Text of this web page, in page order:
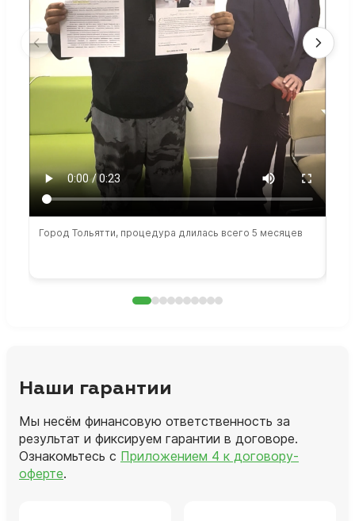
Город Тольятти, процедура длилась всего 5 месяцев
Наши гарантии
Мы несём финансовую ответственность за
результат и фиксируем гарантии в договоре.
Ознакомьтесь с Приложением 4 к договору-
оферте.